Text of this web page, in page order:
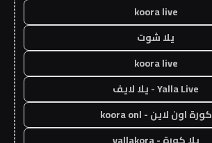
koora live
يلا شوت
koora live
Yalla Live - يلا لايف
كورة اون لاين - koora onl